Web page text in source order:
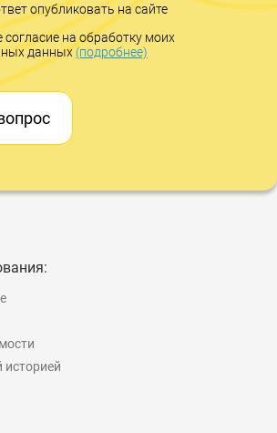
опубликовать на сайте
согласие на обработку моих
данных(подробнее)
историей